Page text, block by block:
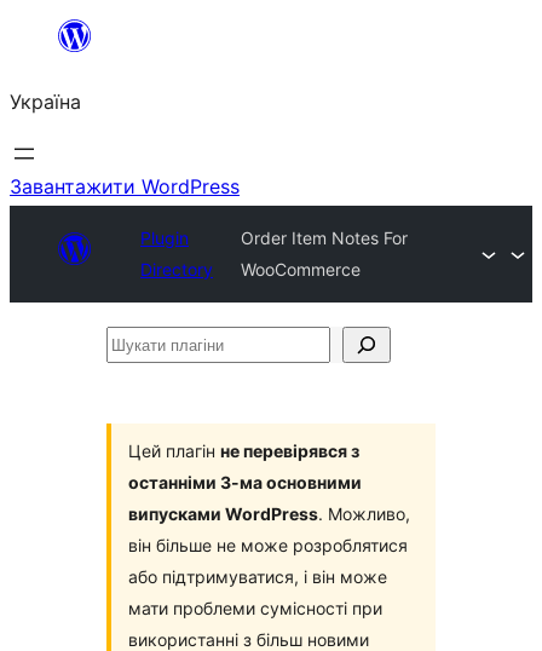
Перейти
вмісту
Україна
Завантажити WordPress
Plugin
Directory
Order Item Notes For
WooCommerce
Шукати
Цей плагін не перевірявся з
останніми 3-ма основними
випусками WordPress. Можливо,
він більше не може розроблятися
або підтримуватися, і він може
мати проблеми сумісності при
використанні з більш новими